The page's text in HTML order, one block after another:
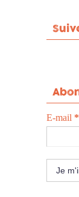
E-mail *